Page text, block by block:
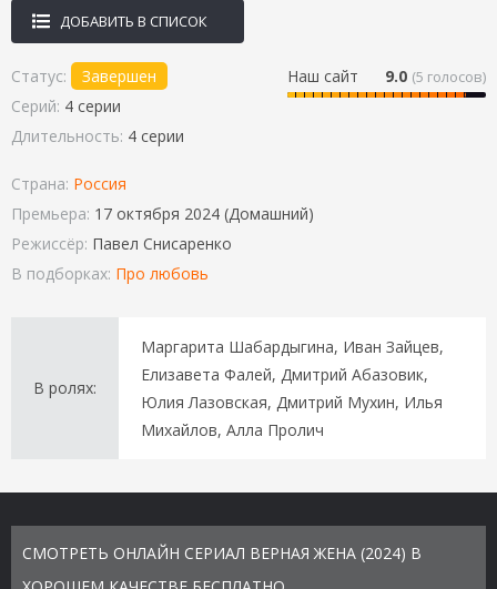
ДОБАВИТЬ В СПИСОК
Наш сайт 9.0 (5 голосов)
Статус:
Завершен
Серий: 4 серии
Длительность: 4 серии
Страна: Россия
Премьера: 17 октября 2024 (Домашний)
Режиссёр: Павел Снисаренко
В подборках: Про любовь
В ролях:
Маргарита Шабардыгина, Иван Зайцев,
Елизавета Фалей, Дмитрий Абазовик,
Юлия Лазовская, Дмитрий Мухин, Илья
Михайлов, Алла Пролич
СМОТРЕТЬ ОНЛАЙН СЕРИАЛ ВЕРНАЯ ЖЕНА (2024) В